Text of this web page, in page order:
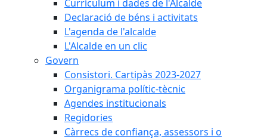
Currículum i dades de l'Alcalde
Declaració de béns i activitats
L'agenda de l'alcalde
L'Alcalde en un clic
Govern
Consistori. Cartipàs 2023-2027
Organigrama polític-tècnic
Agendes institucionals
Regidories
Càrrecs de confiança, assessors i o